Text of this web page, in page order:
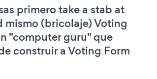
primero take a stab at
mismo (bricolaje) Voting
"computer guru" que
construir a Voting Form